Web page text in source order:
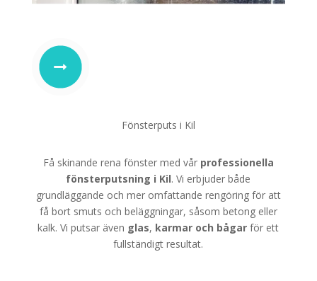
Fönsterputs i Kil
Få skinande rena fönster med vår professionella
fönsterputsning i Kil. Vi erbjuder både
grundläggande och mer omfattande rengöring för att
få bort smuts och beläggningar, såsom betong eller
kalk. Vi putsar även glas, karmar och bågar för ett
fullständigt resultat.